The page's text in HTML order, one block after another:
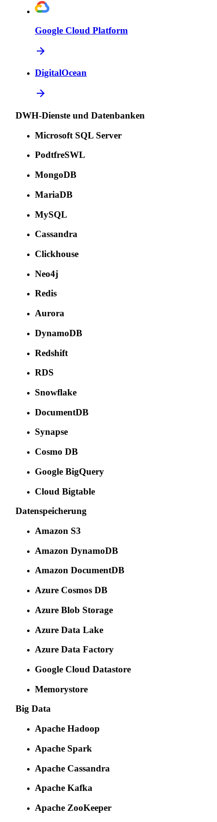
Google Cloud Platform
DigitalOcean
DWH-Dienste und Datenbanken
Microsoft SQL Server
PodtfreSWL
MongoDB
MariaDB
MySQL
Cassandra
Clickhouse
Neo4j
Redis
Aurora
DynamoDB
Redshift
RDS
Snowflake
DocumentDB
Synapse
Cosmo DB
Google BigQuery
Cloud Bigtable
Datenspeicherung
Amazon S3
Amazon DynamoDB
Amazon DocumentDB
Azure Cosmos DB
Azure Blob Storage
Azure Data Lake
Azure Data Factory
Google Cloud Datastore
Memorystore
Big Data
Apache Hadoop
Apache Spark
Apache Cassandra
Apache Kafka
Apache ZooKeeper